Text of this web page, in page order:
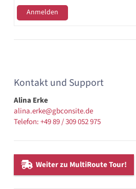
Kontakt und Support
Alina Erke
alina.erke@gbconsite.de
Telefon: +49 89 / 309 052 975
Weiter zu MultiRoute Tour!